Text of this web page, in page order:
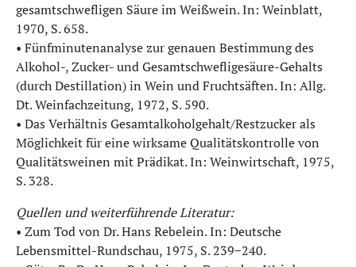
gesamtschwefligen Säure im Weißwein. In: Weinblatt,
1970, S. 658.
• Fünfminutenanalyse zur genauen Bestimmung des
Alkohol-, Zucker- und Gesamtschwefligesäure-Gehalts
(durch Destillation) in Wein und Fruchtsäften. In: Allg.
Dt. Weinfachzeitung, 1972, S. 590.
• Das Verhältnis Gesamtalkoholgehalt/Restzucker als
Möglichkeit für eine wirksame Qualitätskontrolle von
Qualitätsweinen mit Prädikat. In: Weinwirtschaft, 1975,
S. 328.
Quellen und weiterführende Literatur:
• Zum Tod von Dr. Hans Rebelein. In: Deutsche
Lebensmittel-Rundschau, 1975, S. 239−240.